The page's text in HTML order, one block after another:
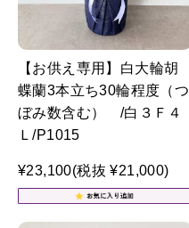
【お供え専用】白大輪胡
蝶蘭3本立ち30輪程度（つ
ぼみ数含む） /白３Ｆ４
Ｌ/P1015
¥23,100(税抜 ¥21,000)